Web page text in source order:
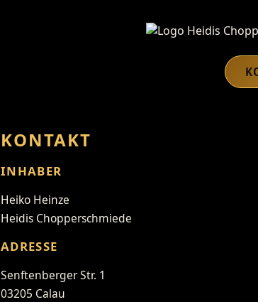
Heidis
KONTAKT
INHABER
Heiko Heinze
Heidis Chopperschmiede
ADRESSE
Senftenberger Str. 1
03205 Calau